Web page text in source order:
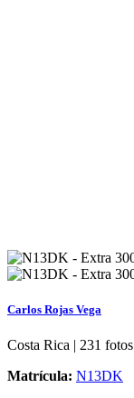
Carlos Rojas Vega
Costa Rica | 231 fotos
Matrícula: N13DK